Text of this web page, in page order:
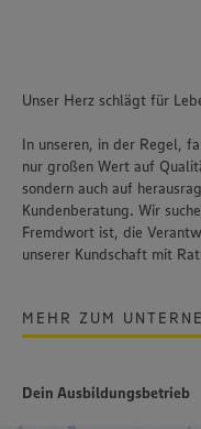
Unser Herz schlägt für
In unseren, in der Regel,
nur großen Wert auf
sondern auch auf
Kundenberatung. Wir
Fremdwort ist, die
unserer Kundschaft mit
MEHR ZUM
Dein Ausbildungsbetrieb